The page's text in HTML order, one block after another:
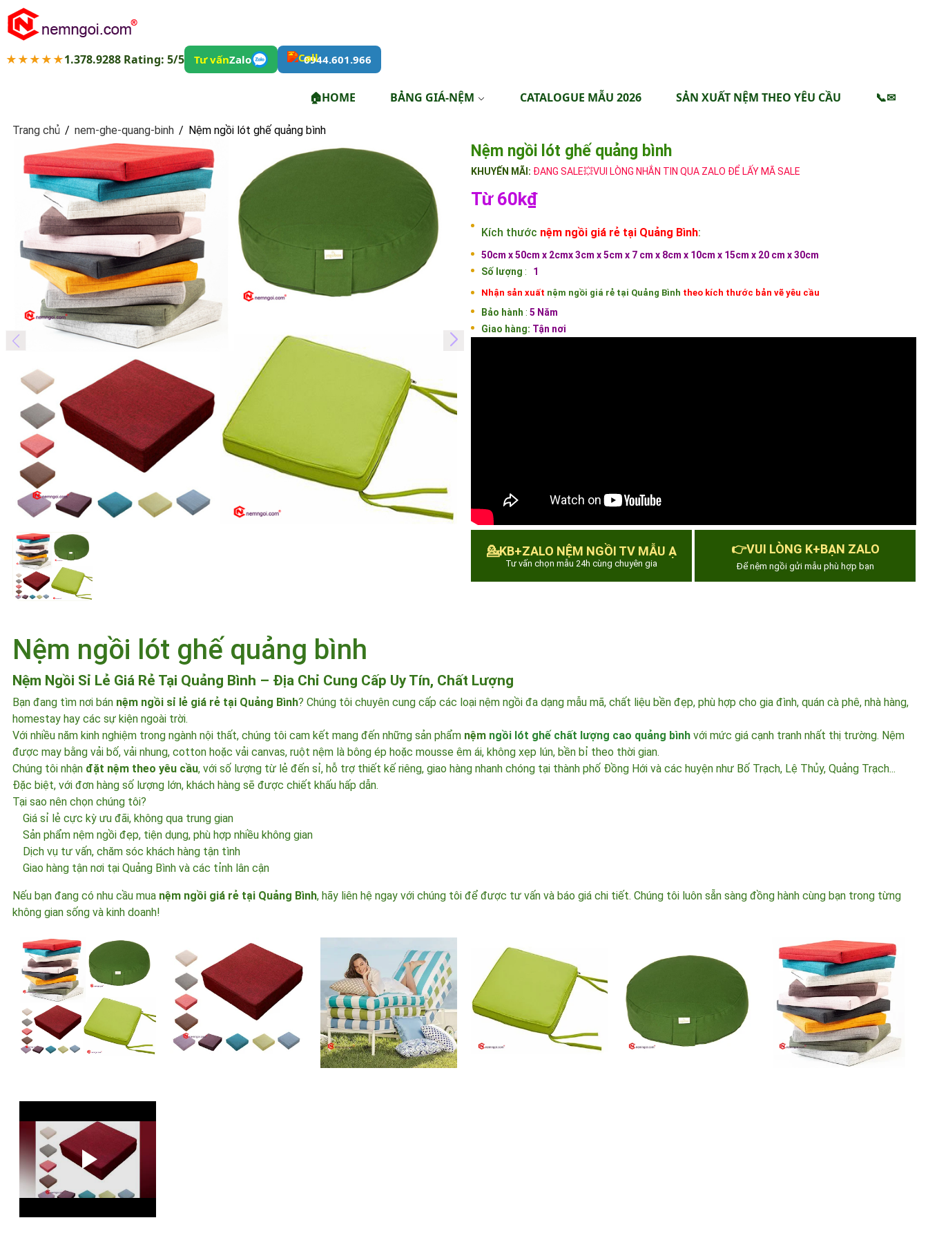
★★★★★1.378.9288 Rating: 5/5 Tư vấnZalo 0944.601.966
🏠HOME BẢNG GIÁ-NỆM CATALOGUE MẪU 2026 SẢN XUẤT NỆM THEO YÊU CẦU 📞✉
Trang chủ / nem-ghe-quang-binh / Nệm ngồi lót ghế quảng bình
Nệm ngồi lót ghế quảng bình
KHUYẾN MÃI: ĐANG SALE💥VUI LÒNG NHẮN TIN QUA ZALO ĐỂ LẤY MÃ SALE
Từ 60k₫
Kích thước nệm ngồi giá rẻ tại Quảng Bình:
50cm x 50cm x 2cmx 3cm x5cm x 7 cm x 8cm x 10cm x 15cm x 20 cm x 30cm
Số lượng : 1
Nhận sản xuất nệm ngồi giá rẻ tại Quảng Bình theo kích thước bản vẽ yêu cầu
Bảo hành : 5 Năm
Giao hàng: Tận nơi
💁KB+ZALO NỆM NGỒI TV MẪU Ạ
Tư vấn chọn mẫu 24h cùng chuyên gia
👉VUI LÒNG K+BẠN ZALO
Để nệm ngồi gửi mẫu phù hợp bạn
Nệm ngồi lót ghế quảng bình
Nệm Ngồi Sỉ Lẻ Giá Rẻ Tại Quảng Bình – Địa Chỉ Cung Cấp Uy Tín, Chất Lượng
Bạn đang tìm nơi bán nệm ngồi sỉ lẻ giá rẻ tại Quảng Bình? Chúng tôi chuyên cung cấp các loại nệm ngồi đa dạng mẫu mã, chất liệu bền đẹp, phù hợp cho gia đình, quán cà phê, nhà hàng,
homestay hay các sự kiện ngoài trời.
Với nhiều năm kinh nghiệm trong ngành nội thất, chúng tôi cam kết mang đến những sản phẩm nệm ngồi lót ghế chất lượng cao quảng bình với mức giá cạnh tranh nhất thị trường. Nệm
được may bằng vải bố, vải nhung, cotton hoặc vải canvas, ruột nệm là bông ép hoặc mousse êm ái, không xẹp lún, bền bỉ theo thời gian.
Chúng tôi nhận đặt nệm theo yêu cầu, với số lượng từ lẻ đến sỉ, hỗ trợ thiết kế riêng, giao hàng nhanh chóng tại thành phố Đồng Hới và các huyện như Bố Trạch, Lệ Thủy, Quảng Trạch...
Đặc biệt, với đơn hàng số lượng lớn, khách hàng sẽ được chiết khấu hấp dẫn.
Tại sao nên chọn chúng tôi?
Giá sỉ lẻ cực kỳ ưu đãi, không qua trung gian
Sản phẩm nệm ngồi đẹp, tiện dụng, phù hợp nhiều không gian
Dịch vụ tư vấn, chăm sóc khách hàng tận tình
Giao hàng tận nơi tại Quảng Bình và các tỉnh lân cận
Nếu bạn đang có nhu cầu mua nệm ngồi giá rẻ tại Quảng Bình, hãy liên hệ ngay với chúng tôi để được tư vấn và báo giá chi tiết. Chúng tôi luôn sẵn sàng đồng hành cùng bạn trong từng
không gian sống và kinh doanh!